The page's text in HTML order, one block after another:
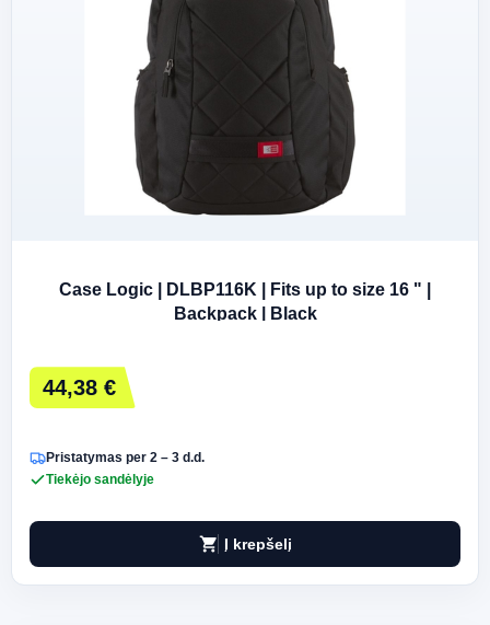
Case Logic | DLBP116K | Fits up to size 16 " |
Backpack | Black
44,38 €
Pristatymas per 2 – 3 d.d.
Tiekėjo sandėlyje
shopping_cart Į krepšelį